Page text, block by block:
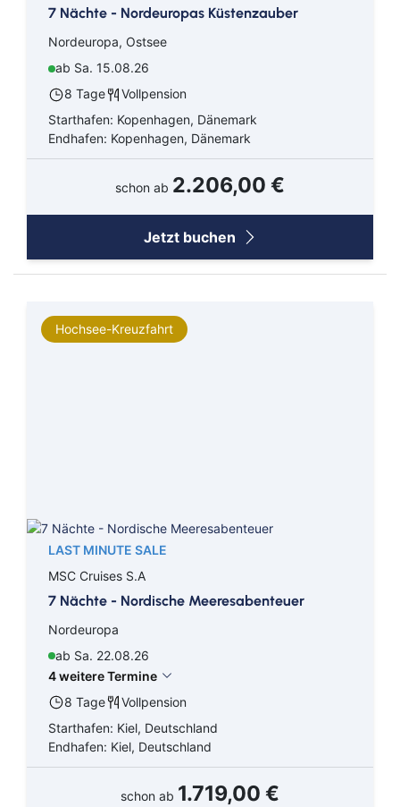
7 Nächte - Nordeuropas Küstenzauber
Nordeuropa, Ostsee
ab Sa. 15.08.26
8 Tage
Vollpension
Starthafen: Kopenhagen, Dänemark
Endhafen: Kopenhagen, Dänemark
schon ab 2.206,00 €
Jetzt buchen
Hochsee-Kreuzfahrt
LAST MINUTE SALE
MSC Cruises S.A
7 Nächte - Nordische Meeresabenteuer
Nordeuropa
ab Sa. 22.08.26
4 weitere Termine
8 Tage
Vollpension
Starthafen: Kiel, Deutschland
Endhafen: Kiel, Deutschland
schon ab 1.719,00 €